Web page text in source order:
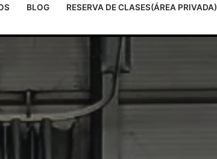
BLOG
RESERVA DE CLASES(ÁREA PRIVADA)